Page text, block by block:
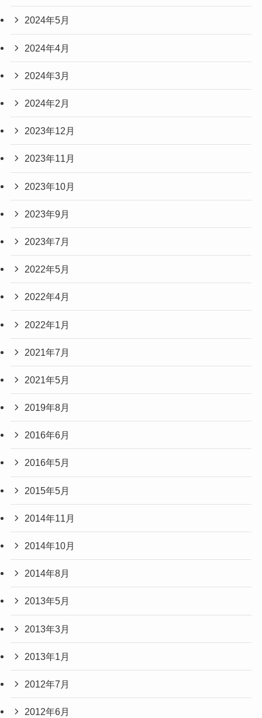
2024年5月
2024年4月
2024年3月
2024年2月
2023年12月
2023年11月
2023年10月
2023年9月
2023年7月
2022年5月
2022年4月
2022年1月
2021年7月
2021年5月
2019年8月
2016年6月
2016年5月
2015年5月
2014年11月
2014年10月
2014年8月
2013年5月
2013年3月
2013年1月
2012年7月
2012年6月